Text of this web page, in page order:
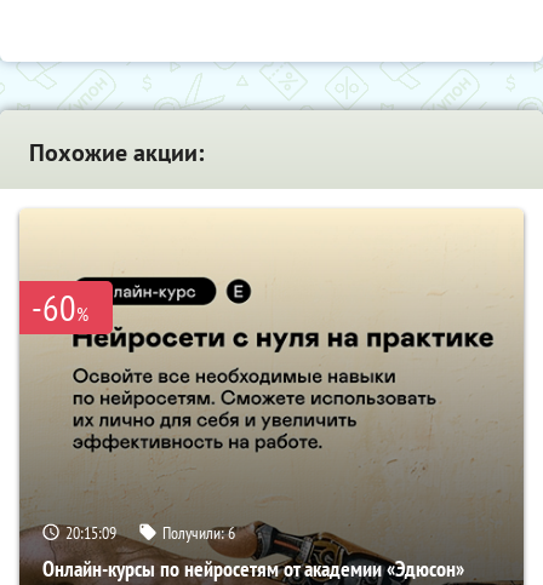
Похожие акции:
-60%
20:15:07 Получили:6
Онлайн-курсы по нейросетям от академии «Эдюсон»